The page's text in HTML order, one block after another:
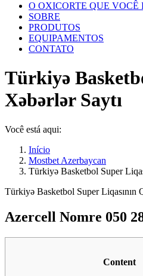
O OXICORTE QUE VOCÊ
SOBRE
PRODUTOS
EQUIPAMENTOS
CONTATO
Türkiyə
Xəbərlər Saytı
Você está aqui:
Início
Mostbet Azerbaycan
Türkiyə Basketbol Super
Türkiyə Basketbol Super Liqasının
Azercell Nomre 050
Content